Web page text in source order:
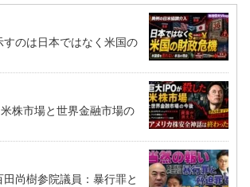
すのは日本ではなく米国の
株市場と世界金融市場の
田尚樹参院議員：暴行罪と